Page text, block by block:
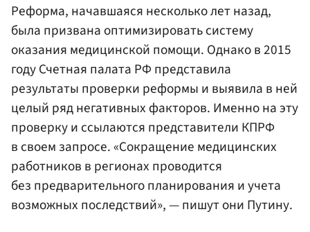
Реформа, начавшаяся несколько лет назад,
была призвана оптимизировать систему
оказания медицинской помощи. Однако в 2015
году Счетная палата РФ представила
результаты проверки реформы и выявила в ней
целый ряд негативных факторов. Именно на эту
проверку и ссылаются представители КПРФ
в своем запросе. «Сокращение медицинских
работников в регионах проводится
без предварительного планирования и учета
возможных последствий», — пишут они Путину.